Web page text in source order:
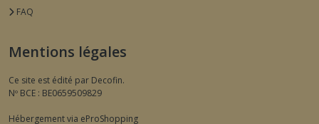
FAQ
Mentions légales
Ce site est édité par Decofin.
Nº BCE : BE0659509829
Hébergement via eProShopping